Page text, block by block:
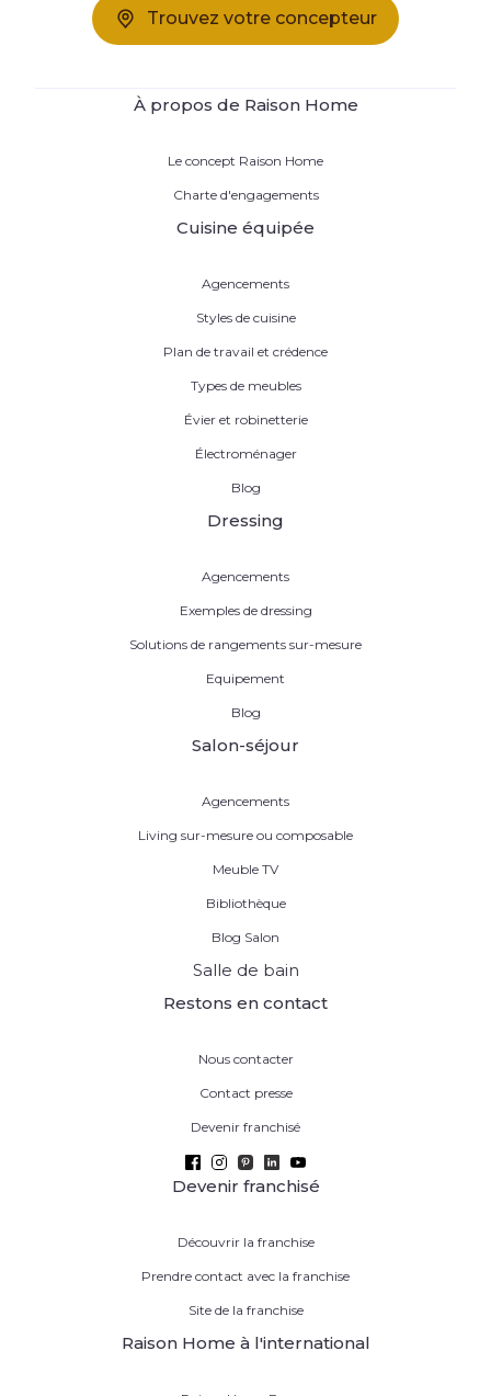
Trouvez votre concepteur
À propos de Raison Home
Le concept Raison Home
Charte d'engagements
Cuisine équipée
Agencements
Styles de cuisine
Plan de travail et crédence
Types de meubles
Évier et robinetterie
Électroménager
Blog
Dressing
Agencements
Exemples de dressing
Solutions de rangements sur-mesure
Equipement
Blog
Salon-séjour
Agencements
Living sur-mesure ou composable
Meuble TV
Bibliothèque
Blog Salon
Salle de bain
Restons en contact
Nous contacter
Contact presse
Devenir franchisé
Devenir franchisé
Découvrir la franchise
Prendre contact avec la franchise
Site de la franchise
Raison Home à l'international